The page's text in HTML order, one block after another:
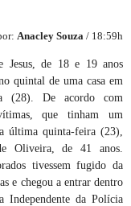
Anacley Souza / 18:59h
Jesus, de 18 e 19 anos
quintal de uma casa em
(28). De acordo com
que tinham um
última quinta-feira (23),
Oliveira, de 41 anos.
tivessem fugido da
e chegou a entrar dentro
Independente da Polícia